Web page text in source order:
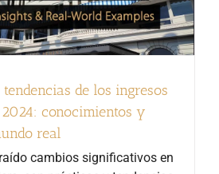
de los ingresos
conocimientos y
real
cambios significativos en